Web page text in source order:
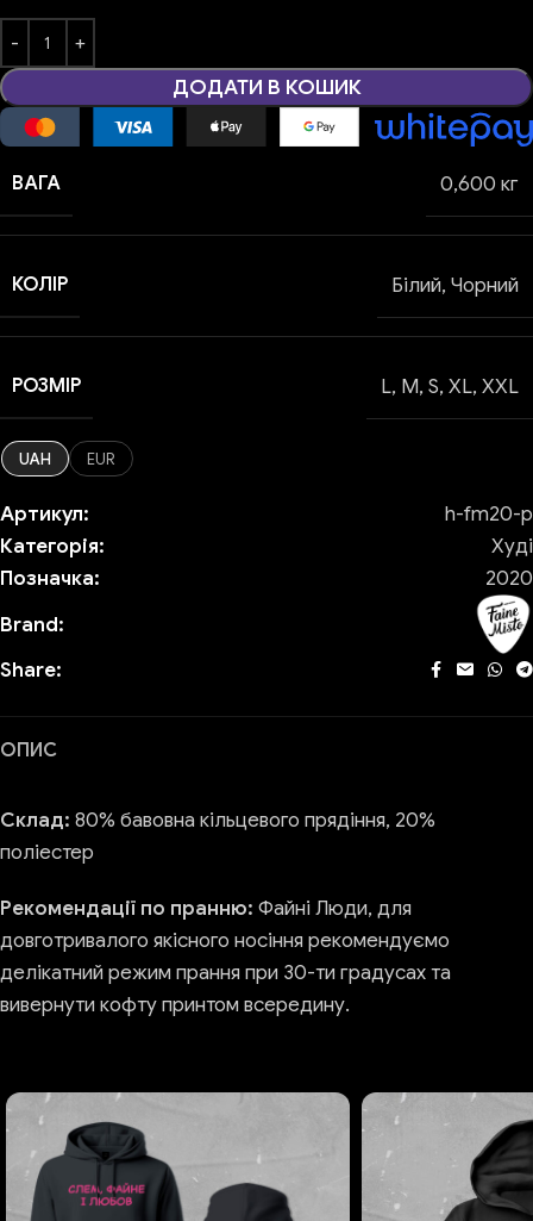
ДОДАТИ В КОШИК
ВАГА 0,600 кг
КОЛІР Білий, Чорний
РОЗМІР L, M, S, XL, XXL
UAH EUR
Артикул:
h-fm20-p
Категорія:
Худі
Позначка:
2020
Brand:
Share:
ОПИС
Склад: 80% бавовна кільцевого прядіння, 20%
поліестер
Рекомендації по пранню: Файні Люди, для
довготривалого якісного носіння рекомендуємо
делікатний режим прання при 30-ти градусах та
вивернути кофту принтом всередину.